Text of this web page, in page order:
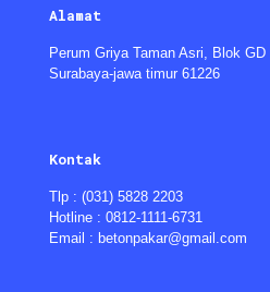
Alamat
Perum Griya Taman Asri, Blok
Surabaya-jawa timur 61226
Kontak
Tlp : (031) 5828 2203
Hotline : 0812-1111-6731
Email : betonpakar@gmail.com